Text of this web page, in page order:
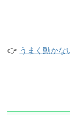
👉 うまく動かな